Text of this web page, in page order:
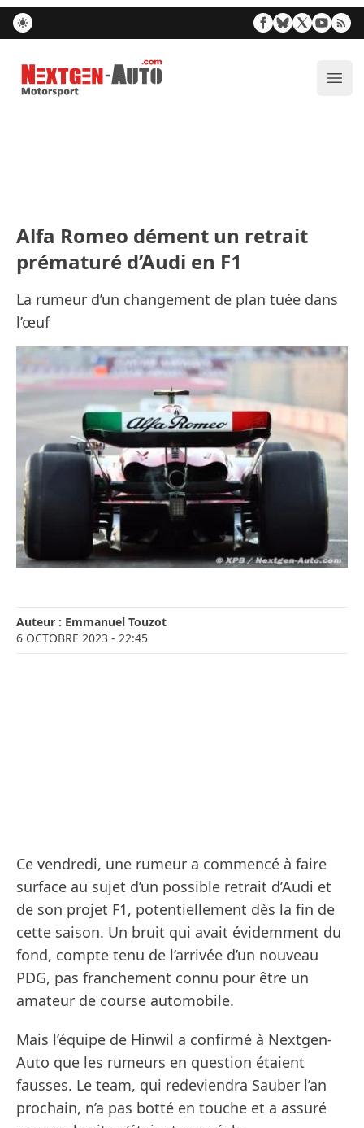
Nextgen-Auto.com
Alfa Romeo dément un retrait
prématuré d’Audi en F1
La rumeur d’un changement de plan tuée dans
l’œuf
Auteur : Emmanuel Touzot
6 OCTOBRE 2023 - 22:45
Ce vendredi, une rumeur a commencé à faire
surface au sujet d’un possible retrait d’Audi et
de son projet F1, potentiellement dès la fin de
cette saison. Un bruit qui avait évidemment du
fond, compte tenu de l’arrivée d’un nouveau
PDG, pas franchement connu pour être un
amateur de course automobile.
Mais l’équipe de Hinwil a confirmé à Nextgen-
Auto que les rumeurs en question étaient
fausses. Le team, qui redeviendra Sauber l’an
prochain, n’a pas botté en touche et a assuré